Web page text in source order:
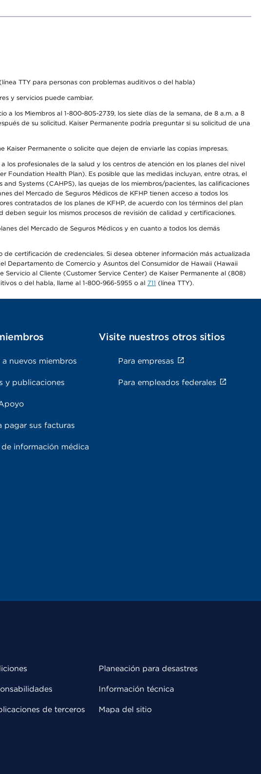
(línea TTY para personas con problemas auditivos o del habla)
y servicios puede cambiar.
los Miembros al 1-800-805-2739, los siete días de la semana, de 8 a.m. a 8
de su solicitud. Kaiser Permanente podría preguntar si su solicitud de una
Permanente o solicite que dejen de enviarle las copias impresas.
los profesionales de la salud y los centros de atención en los planes del nivel
Foundation Health Plan). Es posible que las medidas incluyan, entre otras, el
Systems (CAHPS), las quejas de los miembros/pacientes, las calificaciones
del Mercado de Seguros Médicos de KFHP tienen acceso a todos los
contratados de los planes de KFHP, de acuerdo con los términos del plan
seguir los mismos procesos de revisión de calidad y certificaciones.
del Mercado de Seguros Médicos y en cuanto a todos los demás
certificación de credenciales. Si desea obtener información más actualizada
Departamento de Comercio y Asuntos del Consumidor de Hawaii (Hawaii
Servicio al Cliente (Customer Service Center) de Kaiser Permanente al (808)
o del habla, llame al 1-800-966-5955 o al 711 (línea TTY).
nuevos miembros
y publicaciones
pagar sus facturas
información médica
Visite nuestros otros sitios
Para empresas
Para empleados federales
de terceros
Planeación para desastres
Información técnica
Mapa del sitio